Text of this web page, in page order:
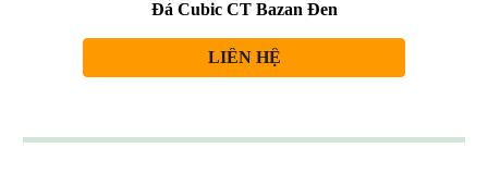
Đá Cubic CT Bazan Đen
LIÊN HỆ